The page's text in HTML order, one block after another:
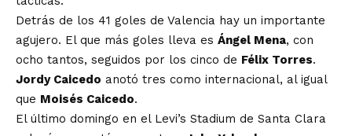
Detrás de los 41 goles de Valencia hay un importante
agujero. El que más goles lleva es Ángel Mena, con
ocho tantos, seguidos por los cinco de Félix Torres.
Jordy Caicedo anotó tres como internacional, al igual
que Moisés Caicedo.
El último domingo en el Levi’s Stadium de Santa Clara